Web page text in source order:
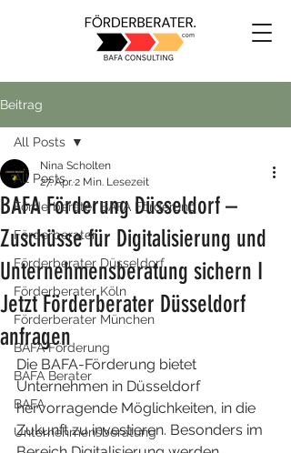
Beitrag
All Posts
Förderberater BAFA Förderung
Förderberater
Förderberater Düsseldorf
Förderberater Köln
Förderberater München
BAFA Förderung
BAFA Berater
BAFA
Unternehmensberatung
All Posts
BAFA Förderung Düsseldorf –
Zuschüsse für Digitalisierung und
Unternehmensberatung sichern I
Jetzt Förderberater Düsseldorf
anfragen
Nina Scholten
27. Apr.2 Min. Lesezeit
Die BAFA-Förderung bietet
Unternehmen in Düsseldorf
hervorragende Möglichkeiten, in die
Zukunft zu investieren. Besonders im